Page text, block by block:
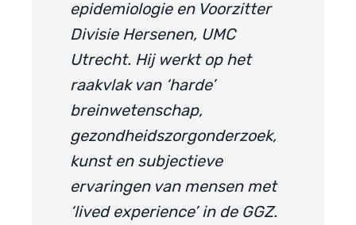
epidemiologie en Voorzitter
Divisie Hersenen, UMC
Utrecht. Hij werkt op het
raakvlak van ‘harde’
breinwetenschap,
gezondheidszorgonderzoek,
kunst en subjectieve
ervaringen van mensen met
‘lived experience’ in de GGZ.